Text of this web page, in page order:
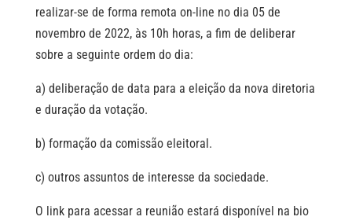
realizar-se de forma remota on-line no dia 05 de
novembro de 2022, às 10h horas, a fim de deliberar
sobre a seguinte ordem do dia:
a) deliberação de data para a eleição da nova diretoria
e duração da votação.
b) formação da comissão eleitoral.
c) outros assuntos de interesse da sociedade.
O link para acessar a reunião estará disponível na bio